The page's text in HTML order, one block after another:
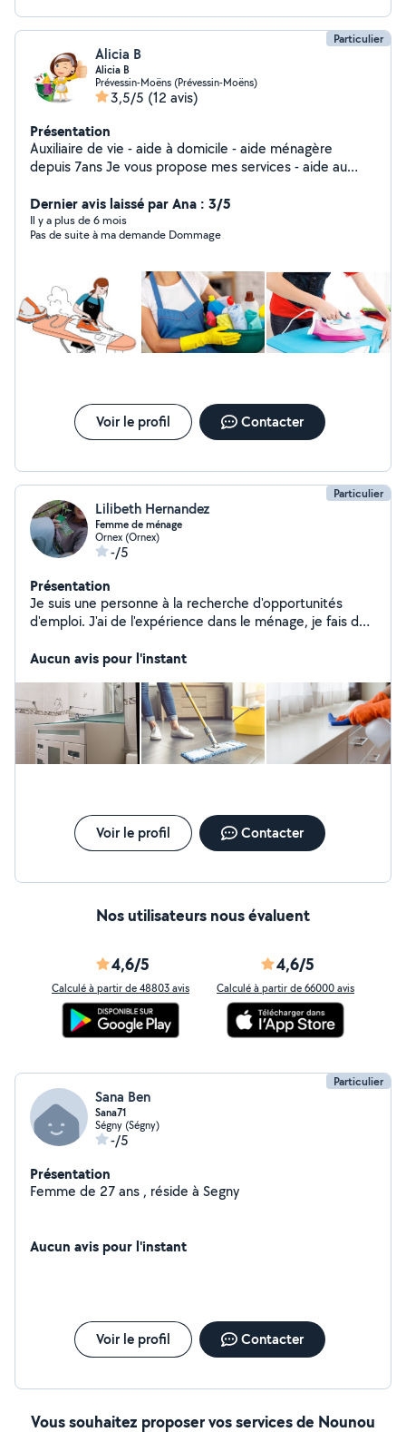
Particulier
Alicia B
Alicia B
Prévessin-Moëns (Prévessin-Moëns)
3,5/5 (12 avis)
Présentation
Auxiliaire de vie - aide à domicile - aide ménagère
depuis 7ans Je vous propose mes services - aide au
malade - transport course , médecin et autre.
Disponible , sérieuse, ponctuelle , professionnelle Je ne
suis pas disponible pendant les vacances scolaires Plus
Dernier avis laissé par Ana : 3/5
Il y a plus de 6 mois
Pas de suite à ma demande Dommage
Voir le profil Contacter
Particulier
Lilibeth Hernandez
Femme de ménage
Ornex (Ornex)
-/5
Présentation
Je suis une personne à la recherche d'opportunités
d'emploi. J'ai de l'expérience dans le ménage, je fais du
travaux ménagers. à prix économique
Aucun avis pour l'instant
Voir le profil Contacter
Nos utilisateurs nous évaluent
4,6/5
Calculé à partir de 48803 avis
4,6/5
Calculé à partir de 66000 avis
Particulier
Sana Ben
Sana71
Ségny (Ségny)
-/5
Présentation
Femme de 27 ans , réside à Segny
Aucun avis pour l'instant
Voir le profil Contacter
Vous souhaitez proposer vos services de Nounou